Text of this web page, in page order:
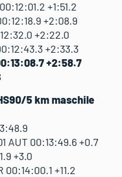
+1:51.2
+2:08.9
+2:22.0
+2:33.3
+2:58.7
5 km maschile
AUT 00:13:49.6 +0.7
+3.0
+11.2